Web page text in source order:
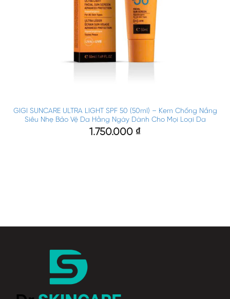
GIGI SUNCARE ULTRA LIGHT SPF 50 (50ml) – Kem Chống Nắng
Siêu Nhẹ Bảo Vệ Da Hằng Ngày Dành Cho Mọi Loại Da
1.750.000 ₫